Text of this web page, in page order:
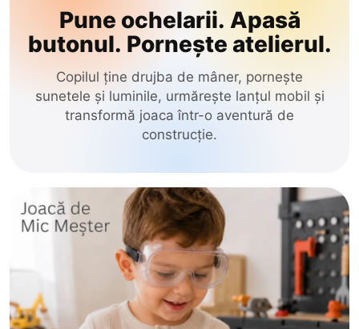
Pune ochelarii. Apasă
butonul. Pornește atelierul.
Copilul ține drujba de mâner, pornește
sunetele și luminile, urmărește lanțul mobil și
transformă joaca într-o aventură de
construcție.
Stil & Frumusețe
Electrice
Jocuri
Circuit Masini
Ialoveni
Nisporeni
Riscani
Soroca